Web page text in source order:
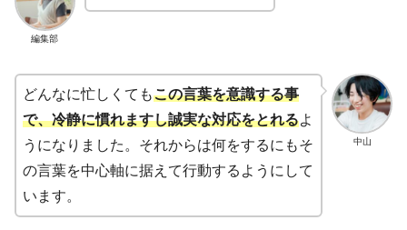
編集部
中山
どんなに忙しくてもこの言葉を意識する事
で、冷静に慣れますし誠実な対応をとれるよ
うになりました。それからは何をするにもそ
の言葉を中心軸に据えて行動するようにして
います。